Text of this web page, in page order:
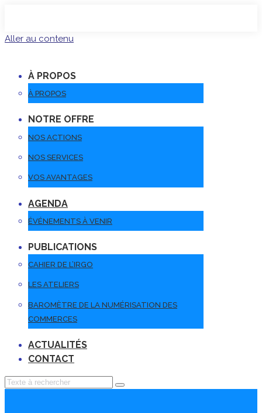
Aller au contenu
À PROPOS
À PROPOS
NOTRE OFFRE
NOS ACTIONS
NOS SERVICES
VOS AVANTAGES
AGENDA
ÉVÉNEMENTS À VENIR
PUBLICATIONS
CAHIER DE L’IRGO
LES ATELIERS
BAROMÈTRE DE LA NUMÉRISATION DES
COMMERCES
ACTUALITÉS
CONTACT